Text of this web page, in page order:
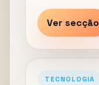
Ver secção
TECNOLOGIA